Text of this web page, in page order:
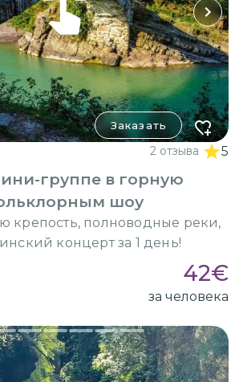
Заказать
2 отзыва 5
группе в горную
шоу
крепость, полноводные реки,
концерт за 1 день!
42€
за человека